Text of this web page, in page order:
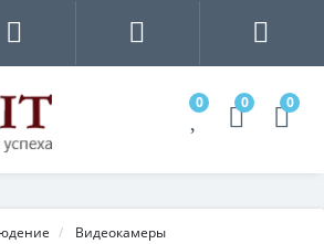
0 0 0
Видеокамеры